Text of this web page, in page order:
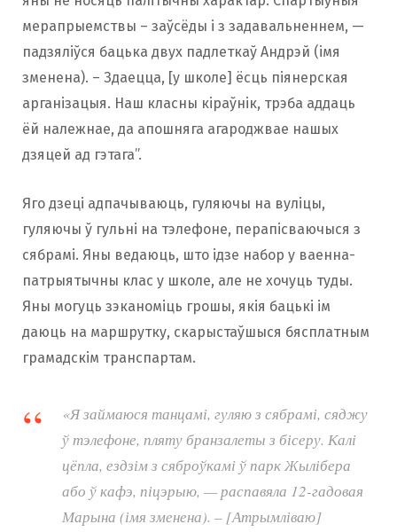
мерапрыемствы – заўсёды і з задавальненнем, —
падзяліўся бацька двух падлеткаў Андрэй (імя
зменена). – Здаецца, [у школе] ёсць піянерская
арганізацыя. Наш класны кіраўнік, трэба аддаць
ёй належнае, да апошняга агароджвае нашых
дзяцей ад гэтага”.
Яго дзеці адпачываюць, гуляючы на вуліцы,
гуляючы ў гульні на тэлефоне, перапісваючыся з
сябрамі. Яны ведаюць, што ідзе набор у ваенна-
патрыятычны клас у школе, але не хочуць туды.
Яны могуць зэканоміць грошы, якія бацькі ім
даюць на маршрутку, скарыстаўшыся бясплатным
грамадскім транспартам.
«Я займаюся танцамі, гуляю з сябрамі, сяджу
ў тэлефоне, пляту бранзалеты з бісеру. Калі
цёпла, ездзім з сяброўкамі ў парк Жылібера
або ў кафэ, піцэрыю, — распавяла 12-гадовая
Марына (імя зменена). – [Атрымліваю]